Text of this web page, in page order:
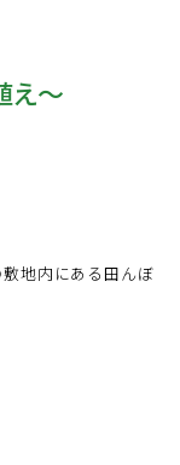
え～
地内にある田んぼ